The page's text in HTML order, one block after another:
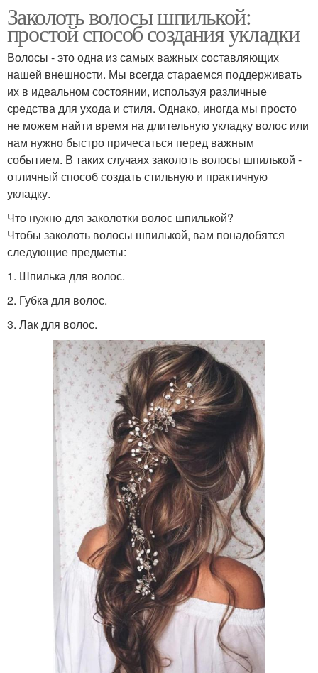
Заколоть волосы шпилькой:
простой способ создания укладки
Волосы - это одна из самых важных составляющих
нашей внешности. Мы всегда стараемся поддерживать
их в идеальном состоянии, используя различные
средства для ухода и стиля. Однако, иногда мы просто
не можем найти время на длительную укладку волос или
нам нужно быстро причесаться перед важным
событием. В таких случаях заколоть волосы шпилькой -
отличный способ создать стильную и практичную
укладку.
Что нужно для заколотки волос шпилькой?
Чтобы заколоть волосы шпилькой, вам понадобятся
следующие предметы:
1. Шпилька для волос.
2. Губка для волос.
3. Лак для волос.